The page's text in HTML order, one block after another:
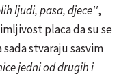
ljudi, pasa, djece'',
placada su se
sada stvaraju sasvim
jedni od drugih i